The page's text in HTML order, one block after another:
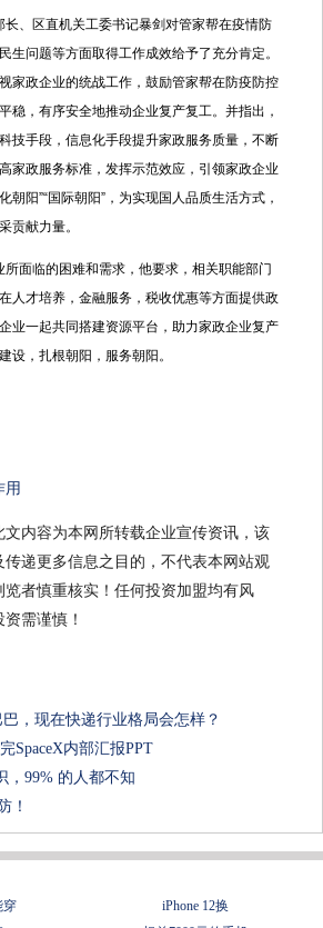
、区直机关工委书记暴剑对管家帮在疫情防
生问题等方面取得工作成效给予了充分肯定。
家政企业的统战工作，鼓励管家帮在防疫防控
稳，有序安全地推动企业复产复工。并指出，
技手段，信息化手段提升家政服务质量，不断
家政服务标准，发挥示范效应，引领家政企业
朝阳”“国际朝阳”，为实现国人品质生活方式，
贡献力量。
面临的困难和需求，他要求，相关职能部门
人才培养，金融服务，税收优惠等方面提供政
业一起共同搭建资源平台，助力家政企业复产
设，扎根朝阳，服务朝阳。
用
文内容为本网所转载企业宣传资讯，该
递更多信息之目的，不代表本网站观
览者慎重核实！任何投资加盟均有风
需谨慎！
，现在快递行业格局会怎样？
SpaceX内部汇报PPT
，99% 的人都不知
！
穿
iPhone 12换